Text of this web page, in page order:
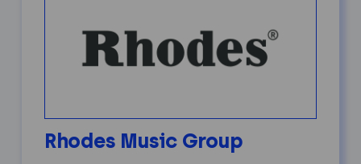
Rhodes Music Group